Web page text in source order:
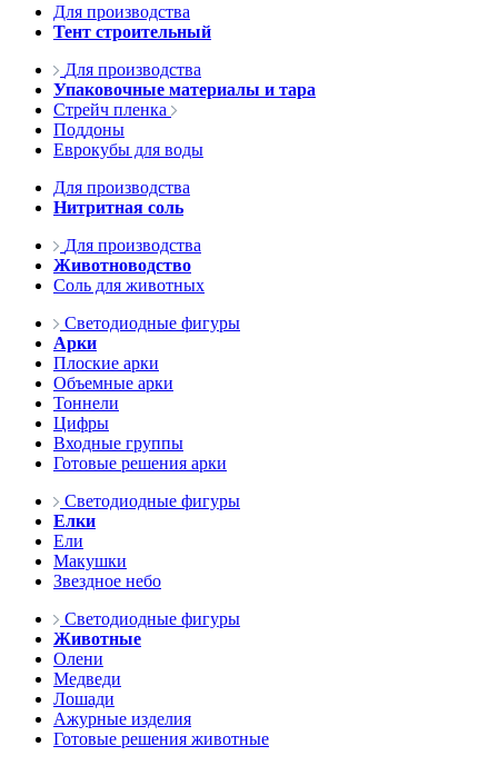
Для производства
Тент строительный
Для производства
Упаковочные материалы и тара
Стрейч пленка
Поддоны
Еврокубы для воды
Для производства
Нитритная соль
Для производства
Животноводство
Соль для животных
Светодиодные фигуры
Арки
Плоские арки
Объемные арки
Тоннели
Цифры
Входные группы
Готовые решения арки
Светодиодные фигуры
Елки
Ели
Макушки
Звездное небо
Светодиодные фигуры
Животные
Олени
Медведи
Лошади
Ажурные изделия
Готовые решения животные